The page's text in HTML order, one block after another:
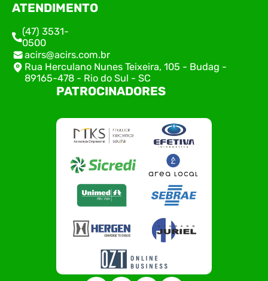
ATENDIMENTO
(47) 3531-
0500
acirs@acirs.com.br
Rua Herculano Nunes Teixeira, 105 - Budag -
89165-478 - Rio do Sul - SC
PATROCINADORES